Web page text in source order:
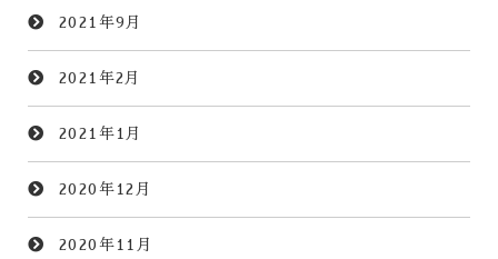
2021年9月
2021年2月
2021年1月
2020年12月
2020年11月